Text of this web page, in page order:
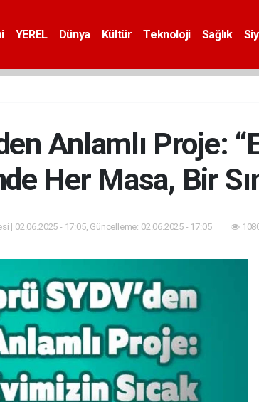
YEREL Dünya Kültür Teknoloji Sağlık
Anlamlı Proje:
Her Masa, Bir
| 02.06.2025 - 17:05, Güncelleme: 02.06.2025 - 17:05